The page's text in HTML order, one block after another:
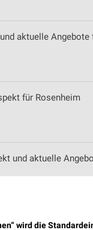
aktuelle Angebote
für Rosenheim
und aktuelle
& Prospekte für
wird die